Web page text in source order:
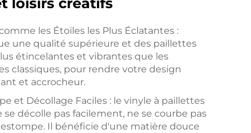
les Étoiles les Plus Éclatantes :
une qualité supérieure et des paillettes
étincelantes et vibrantes que les
classiques, pour rendre votre design
et accrocheur.
et Décollage Faciles : le vinyle à paillettes
se décolle pas facilement, ne se courbe pas
Il bénéficie d'une matière douce